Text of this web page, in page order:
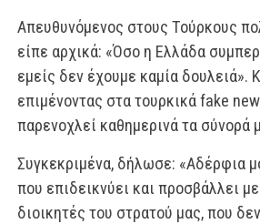
Απευθυνόμενος στους Τούρκους
είπε αρχικά: «Όσο η Ελλάδα
εμείς δεν έχουμε καμία δουλειά».
επιμένοντας στα τουρκικά fake
παρενοχλεί καθημερινά τα σύνορά
Συγκεκριμένα, δήλωσε: «Αδέρφια
που επιδεικνύει και προσβάλλει
διοικητές του στρατού μας, που